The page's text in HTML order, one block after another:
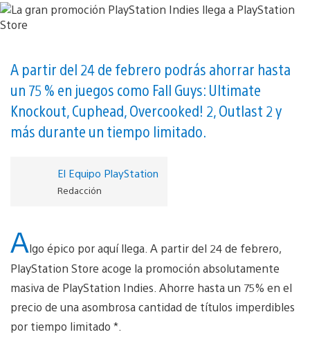
A partir del 24 de febrero podrás ahorrar hasta
un 75 % en juegos como Fall Guys: Ultimate
Knockout, Cuphead, Overcooked! 2, Outlast 2 y
más durante un tiempo limitado.
El Equipo PlayStation
Redacción
Algo épico por aquí llega. A partir del 24 de febrero,
PlayStation Store acoge la promoción absolutamente
masiva de PlayStation Indies. Ahorre hasta un 75% en el
precio de una asombrosa cantidad de títulos imperdibles
por tiempo limitado *.